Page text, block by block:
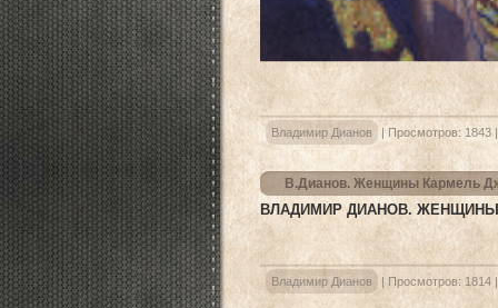
Владимир Дианов | Просмотров: 1843
В.Дианов. Женщины Кармель
ВЛАДИМИР ДИАНОВ.
Владимир Дианов | Просмотров: 1814